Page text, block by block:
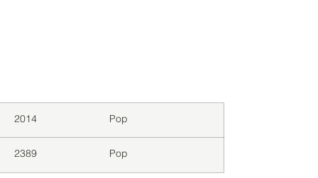
2014 Pop
2389 Pop